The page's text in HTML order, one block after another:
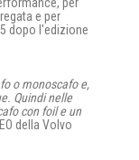
e per
dopo l'edizione
o monoscafo e,
Quindi nelle
con foil e un
della Volvo